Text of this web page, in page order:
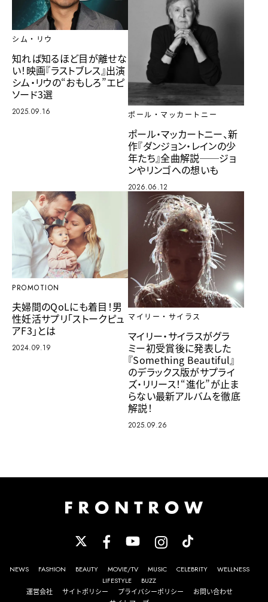
シム・リウ
知れば知るほど目が離せな
い！映画『ラストブレス』出演
シム・リウの“おもしろ”エピ
ソード3選
2025.09.16 ポール・マッカートニー
ポール・マッカートニー、新
作『ダンジョン・レインの少
年たち』全曲解説──ジョ
ンやリンゴへの想いも
2026.06.12
PROMOTION
夫婦間のQoLにも着目！男
性妊活サプリ「ストークピュ
アF3」とは
2024.09.19
マイリー・サイラス
マイリー・サイラスがグラ
ミー初受賞後に発表した
『Something Beautiful』
のデラックス版がサプライ
ズ・リリース！“進化”が止ま
らない最新アルバムを徹底
解説！
2025.09.26
NEWS FASHION BEAUTY MOVIE/TV MUSIC CELEBRITY
WELLNESS
LIFESTYLE
BUZZ
運営会社
サイトポリシー プライバシーポリシー
お問い合わせ